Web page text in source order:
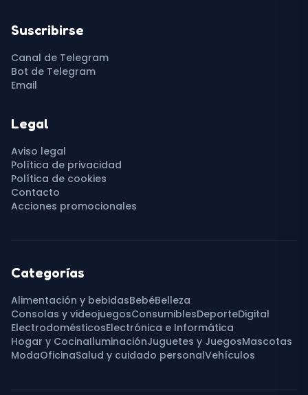
Suscribirse
Canal de Telegram
Bot de Telegram
Email
Legal
Aviso legal
Política de privacidad
Política de cookies
Contacto
Acciones promocionales
Categorías
Alimentación y bebidasBebéBelleza
Consolas y videojuegosConsumiblesDeporteDigital
ElectrodomésticosElectrónica e Informática
Hogar y CocinaIluminaciónJuguetes y JuegosMascotas
ModaOficinaSalud y cuidado personalVehículos